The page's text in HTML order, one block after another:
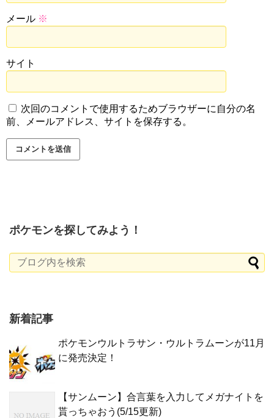
メール ※
サイト
次回のコメントで使用するためブラウザーに自分の名
前、メールアドレス、サイトを保存する。
ポケモンを探してみよう！
新着記事
ポケモンウルトラサン・ウルトラムーンが11月
に発売決定！
【サンムーン】合言葉を入力してメガナイトを
貰っちゃおう(5/15更新)